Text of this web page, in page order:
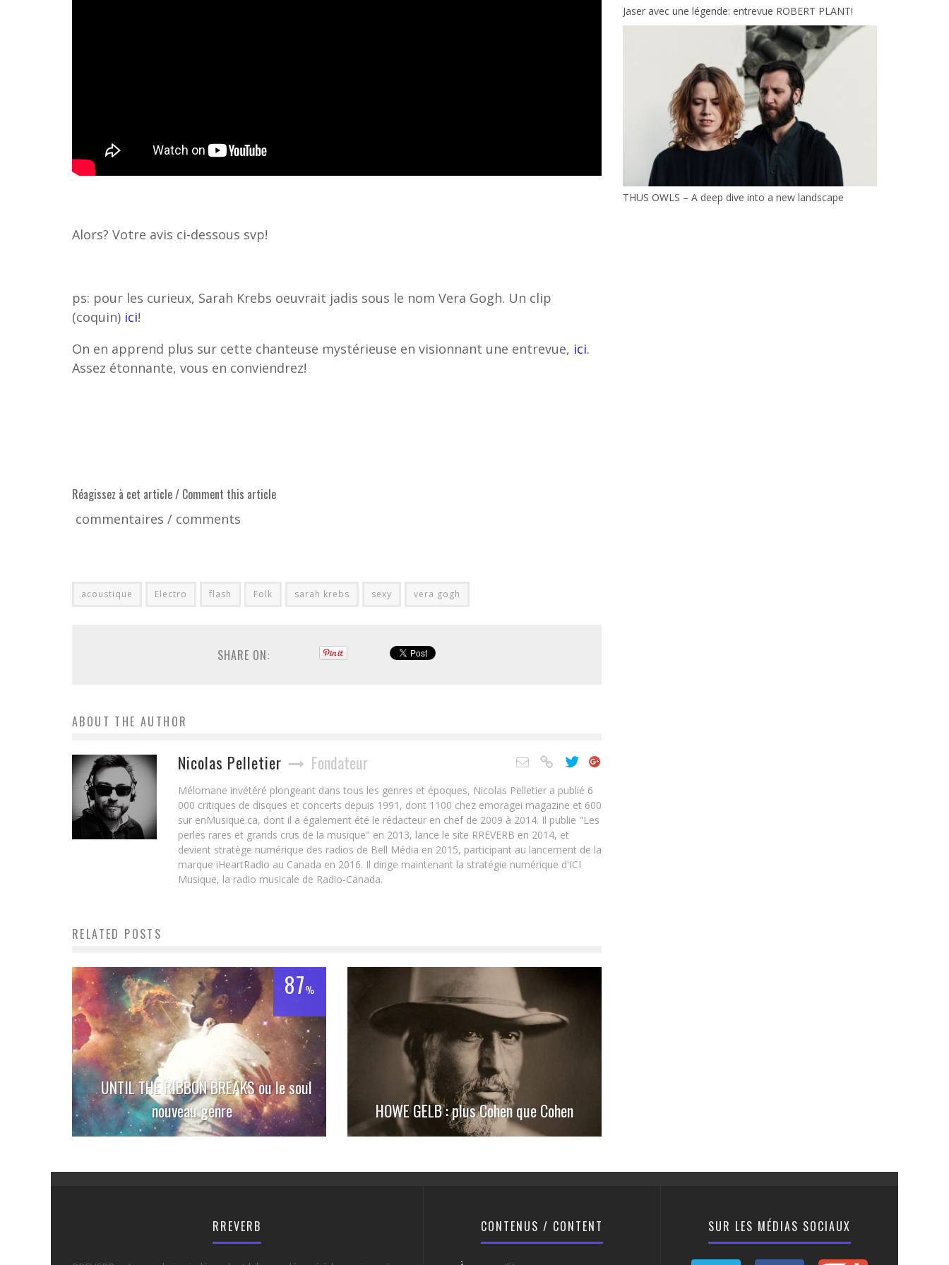
Alors? Votre avis ci-dessous svp!
ps: pour les curieux, Sarah Krebs oeuvrait jadis sous le nom Vera Gogh. Un clip
(coquin) ici!
On en apprend plus sur cette chanteuse mystérieuse en visionnant une entrevue, ici.
Assez étonnante, vous en conviendrez!
Réagissez à cet article / Comment this article
commentaires / comments
acoustique Electro flash Folk sarah krebs sexy vera gogh
SHARE ON:
ABOUT THE AUTHOR
Nicolas Pelletier Fondateur
Mélomane invétéré plongeant dans tous les genres et époques, Nicolas Pelletier a publié 6
000 critiques de disques et concerts depuis 1991, dont 1100 chez emoragei magazine et 600
sur enMusique.ca, dont il a également été le rédacteur en chef de 2009 à 2014. Il publie "Les
perles rares et grands crus de la musique" en 2013, lance le site RREVERB en 2014, et
devient stratège numérique des radios de Bell Média en 2015, participant au lancement de la
marque iHeartRadio au Canada en 2016. Il dirige maintenant la stratégie numérique d'ICI
Musique, la radio musicale de Radio-Canada.
RELATED POSTS
87%
UNTIL THE RIBBON BREAKS ou le soul
nouveau genre
HOWE GELB : plus Cohen que Cohen
Jaser avec une légende: entrevue ROBERT PLANT!
THUS OWLS – A deep dive into a new landscape
RREVERB CONTENUS / CONTENT SUR LES MÉDIAS SOCIAUX